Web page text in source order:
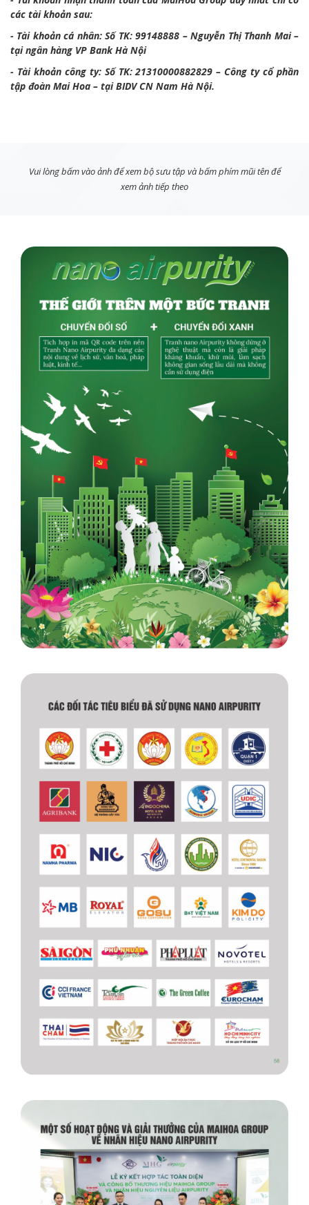
các tài khoản sau:
- Tài khoản cá nhân: Số TK: 99148888 – Nguyễn Thị Thanh Mai –
tại ngân hàng VP Bank Hà Nội
- Tài khoản công ty: Số TK: 21310000882829 – Công ty cổ phần
tập đoàn Mai Hoa – tại BIDV CN Nam Hà Nội.
Vui lòng bấm vào ảnh để xem bộ sưu tập và bấm phím mũi tên để
xem ảnh tiếp theo